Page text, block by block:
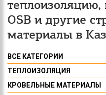
OSB и другие
материалы в
ВСЕ КАТЕГОРИИ
ТЕПЛОИЗОЛЯЦИЯ
КРОВЕЛЬНЫЕ МАТЕРИАЛЫ